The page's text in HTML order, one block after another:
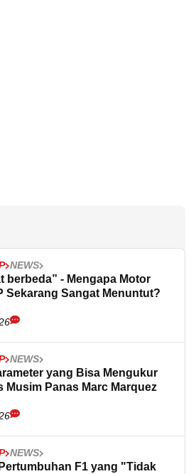
NEWS
berbeda” - Mengapa Motor
Sekarang Sangat Menuntut?
NEWS
yang Bisa Mengukur
Musim Panas Marc Marquez
NEWS
F1 yang "Tidak